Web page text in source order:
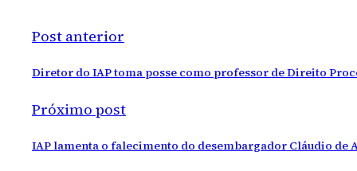
Post anterior
Diretor do IAP toma posse como professor de Direito
Próximo post
IAP lamenta o falecimento do desembargador Cláudio de